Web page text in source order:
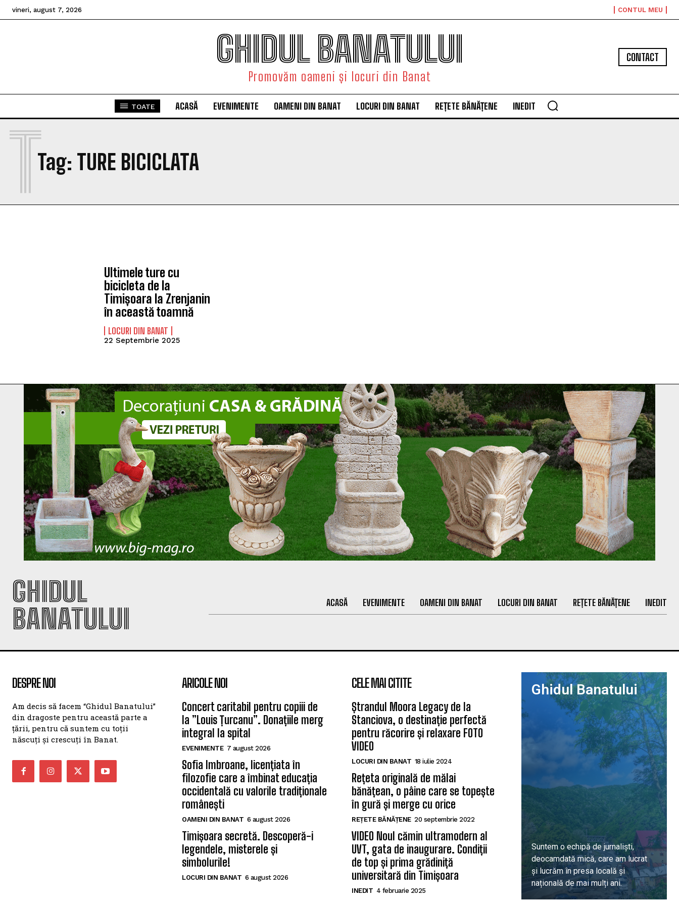
vineri, august 7, 2026 CONTUL MEU
GHIDUL BANATULUI
Promovăm oameni și locuri din Banat
CONTACT
TOATE ACASĂ EVENIMENTE OAMENI DIN BANAT LOCURI DIN BANAT REȚETE BĂNĂȚENE INEDIT
Tag: TURE BICICLATA
T
Ultimele ture cu
bicicleta de la
Timișoara la Zrenjanin
în această toamnă
LOCURI DIN BANAT
22 Septembrie 2025
GHIDUL
BANATULUI
ACASĂ EVENIMENTE OAMENI DIN BANAT LOCURI DIN BANAT REȚETE BĂNĂȚENE INEDIT
DESPRE NOI
Am decis să facem “Ghidul Banatului”
din dragoste pentru această parte a
țării, pentru că suntem cu toții
născuți și crescuți în Banat.
ARICOLE NOI
Concert caritabil pentru copiii de
la ”Louis Țurcanu”. Donațiile merg
integral la spital
EVENIMENTE 7 august 2026
Sofia Imbroane, licențiata în
filozofie care a îmbinat educația
occidentală cu valorile tradiționale
românești
OAMENI DIN BANAT 6 august 2026
Timișoara secretă. Descoperă-i
legendele, misterele și
simbolurile!
LOCURI DIN BANAT 6 august 2026
CELE MAI CITITE
Ștrandul Moora Legacy de la
Stanciova, o destinație perfectă
pentru răcorire și relaxare FOTO
VIDEO
LOCURI DIN BANAT 18 iulie 2024
Rețeta originală de mălai
bănățean, o pâine care se topește
în gură și merge cu orice
REȚETE BĂNĂȚENE 20 septembrie 2022
VIDEO Noul cămin ultramodern al
UVT, gata de inaugurare. Condiții
de top și prima grădiniță
universitară din Timișoara
INEDIT 4 februarie 2025
Ghidul Banatului
Suntem o echipă de jurnaliști,
deocamdată mică, care am lucrat
și lucrăm în presa locală și
națională de mai mulți ani.